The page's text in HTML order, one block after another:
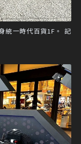
統一時代百貨1F。 記